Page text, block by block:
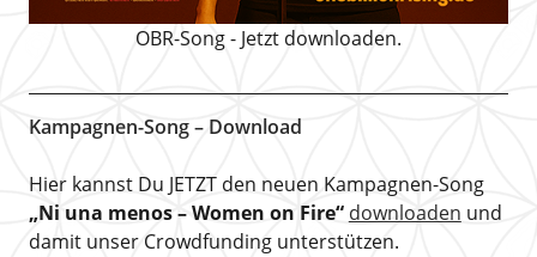
OBR-Song - Jetzt downloaden.
Kampagnen-Song – Download
Hier kannst Du JETZT den neuen Kampagnen-Song
„Ni una menos – Women on Fire“ downloaden und
damit unser Crowdfunding unterstützen.